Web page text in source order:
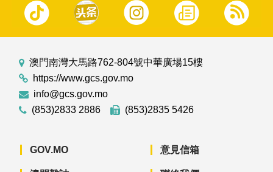
澳門南灣大馬路762-804號中華廣場15樓
https://www.gcs.gov.mo
info@gcs.gov.mo
(853)2833 2886
(853)2835 5426
GOV.MO 意見信箱